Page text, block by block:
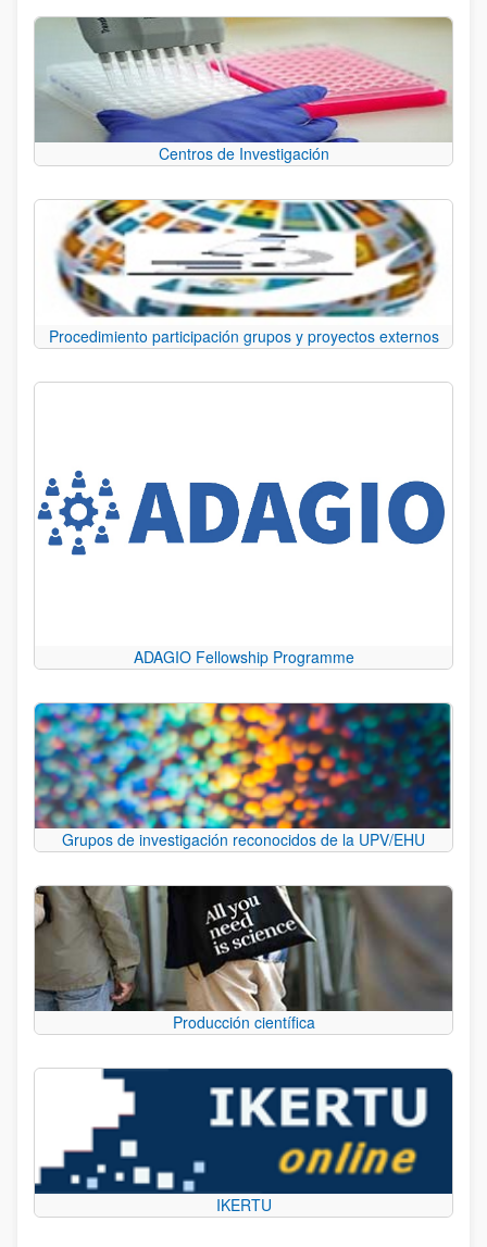
Centros de Investigación
Procedimiento participación grupos y proyectos externos
ADAGIO Fellowship Programme
Grupos de investigación reconocidos de la UPV/EHU
Producción científica
IKERTU